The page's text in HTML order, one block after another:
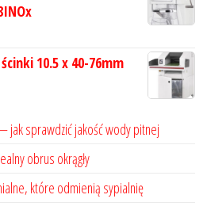
10.5 x 40-76mm
jak sprawdzić jakość wody pitnej
obrus okrągły
które odmienią sypialnię